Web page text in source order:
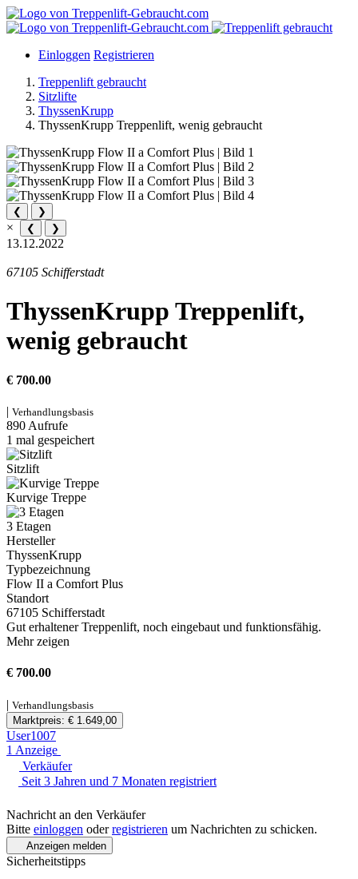
Einloggen Registrieren
Treppenlift gebraucht
Sitzlifte
ThyssenKrupp
ThyssenKrupp Treppenlift, wenig gebraucht
❮ ❯
× ❮ ❯
13.12.2022
67105 Schifferstadt
ThyssenKrupp Treppenlift,
wenig gebraucht
€ 700.00
| Verhandlungsbasis
890 Aufrufe
1 mal gespeichert
Sitzlift
Kurvige Treppe
3 Etagen
Hersteller
ThyssenKrupp
Typbezeichnung
Flow II a Comfort Plus
Standort
67105 Schifferstadt
Gut erhaltener Treppenlift, noch eingebaut und funktionsfähig.
Mehr zeigen
€ 700.00
| Verhandlungsbasis
Marktpreis: € 1.649,00
User1007
1 Anzeige
Verkäufer
Seit 3 Jahren und 7 Monaten registriert
Nachricht an den Verkäufer
Bitte einloggen oderregistrieren um Nachrichten zu schicken.
Anzeigen melden
Sicherheitstipps